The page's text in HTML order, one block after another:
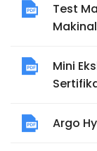
Test
Mini
Argo